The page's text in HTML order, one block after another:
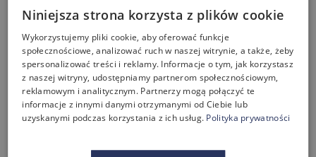
kompleksowe
realizacje
pewność
i bezpieczeństwo
Niniejsza strona korzysta z plików cookie
Wykorzystujemy pliki cookie, aby oferować funkcje
społecznościowe, analizować ruch w naszej witrynie, a także, żeby
spersonalizować treści i reklamy. Informacje o tym, jak korzystasz
z naszej witryny, udostępniamy partnerom społecznościowym,
reklamowym i analitycznym. Partnerzy mogą połączyć te
informacje z innymi danymi otrzymanymi od Ciebie lub
uzyskanymi podczas korzystania z ich usług. Polityka prywatności